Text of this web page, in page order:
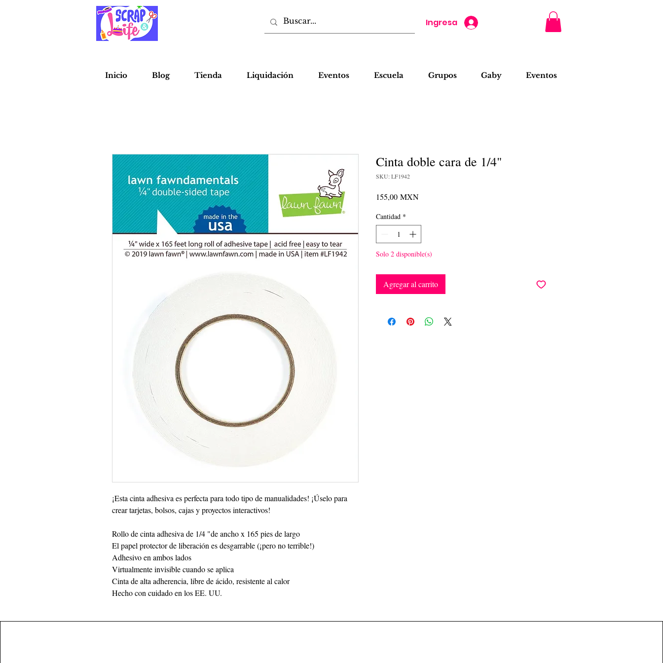
Ingresa
Inicio Blog Tienda Liquidación Eventos Escuela Grupos Gaby Eventos
¡Esta cinta adhesiva es perfecta para todo tipo de manualidades! ¡Úselo para
crear tarjetas, bolsos, cajas y proyectos interactivos!
Rollo de cinta adhesiva de 1/4 "de ancho x 165 pies de largo
El papel protector de liberación es desgarrable (¡pero no terrible!)
Adhesivo en ambos lados
Virtualmente invisible cuando se aplica
Cinta de alta adherencia, libre de ácido, resistente al calor
Hecho con cuidado en los EE. UU.
Cinta doble cara de 1/4"
SKU: LF1942
155,00 MXNPrecio
Cantidad *
Solo 2 disponible(s)
Agregar al carrito